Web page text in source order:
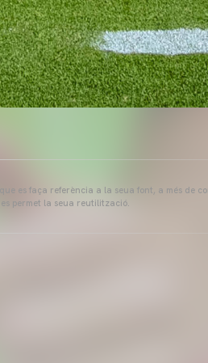
es faça referència a la seua font, a més de
permet la seua reutilització.